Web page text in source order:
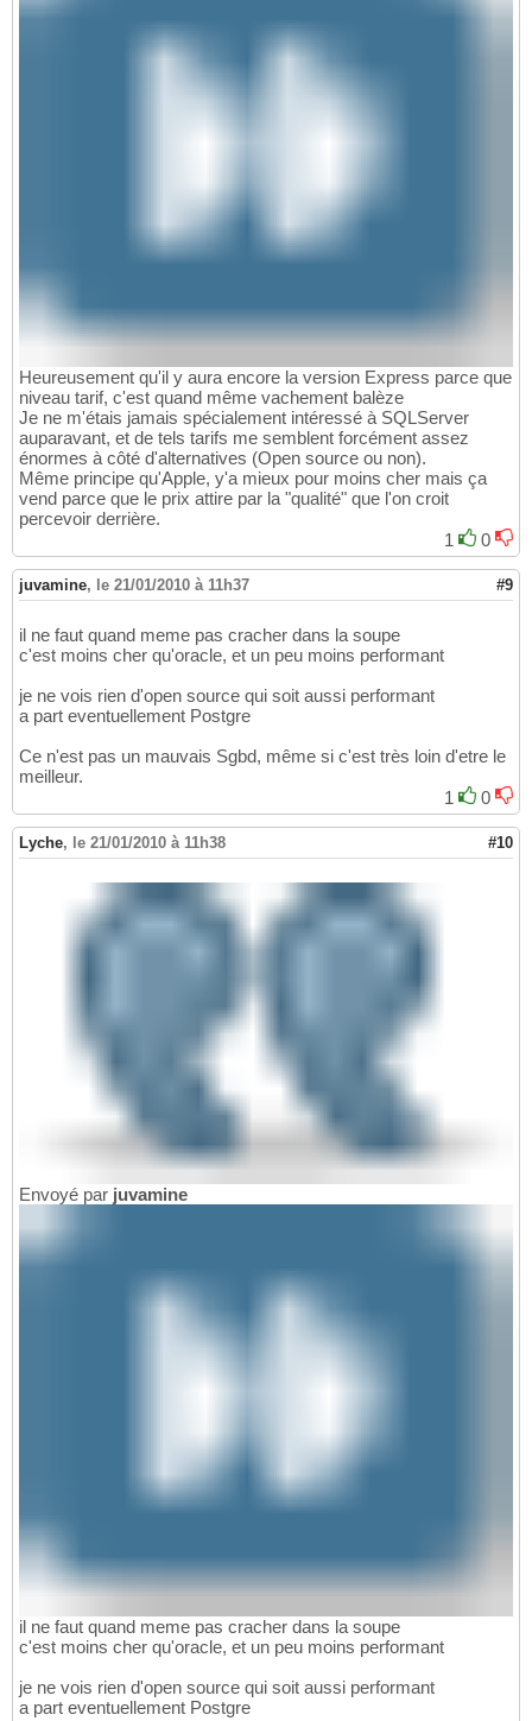
Heureusement qu'il y aura encore la version Express parce que
niveau tarif, c'est quand même vachement balèze
Je ne m'étais jamais spécialement intéressé à SQLServer
auparavant, et de tels tarifs me semblent forcément assez
énormes à côté d'alternatives (Open source ou non).
Même principe qu'Apple, y'a mieux pour moins cher mais ça
vend parce que le prix attire par la "qualité" que l'on croit
percevoir derrière.
1
0
juvamine, le 21/01/2010 à 11h37 #9
il ne faut quand meme pas cracher dans la soupe
c'est moins cher qu'oracle, et un peu moins performant
je ne vois rien d'open source qui soit aussi performant
a part eventuellement Postgre
Ce n'est pas un mauvais Sgbd, même si c'est très loin d'etre le
meilleur.
1
0
Lyche, le 21/01/2010 à 11h38 #10
Envoyé par juvamine
il ne faut quand meme pas cracher dans la soupe
c'est moins cher qu'oracle, et un peu moins performant
je ne vois rien d'open source qui soit aussi performant
a part eventuellement Postgre